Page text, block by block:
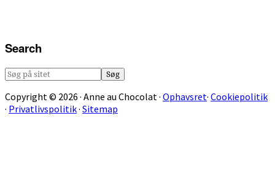
Search
Søg
sitet
Copyright © 2026 · Anne au Chocolat · Ophavsret· Cookiepolitik
· Privatlivspolitik· Sitemap